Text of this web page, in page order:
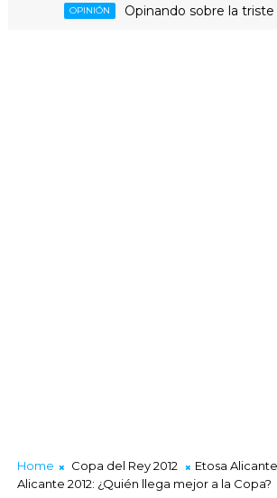
Opinando sobre la triste
Home Copa del Rey 2012
Etosa
Alicante 2012: ¿Quién llega mejor a la Copa?